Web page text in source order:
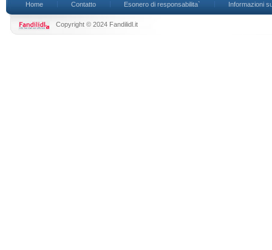
Home Contatto Esonero di responsabilita` Informazioni
Copyright © 2024 Fandilidl.it